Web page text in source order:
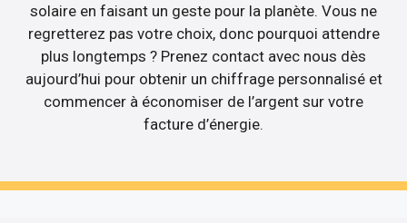
solaire en faisant un geste pour la planète. Vous ne
regretterez pas votre choix, donc pourquoi attendre
plus longtemps ? Prenez contact avec nous dès
aujourd’hui pour obtenir un chiffrage personnalisé et
commencer à économiser de l’argent sur votre
facture d’énergie.